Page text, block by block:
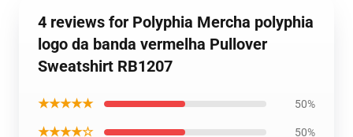
4 reviews for Polyphia Mercha polyphia
logo da banda vermelha Pullover
Sweatshirt RB1207
★★★★★ 50%
★★★★☆ 50%